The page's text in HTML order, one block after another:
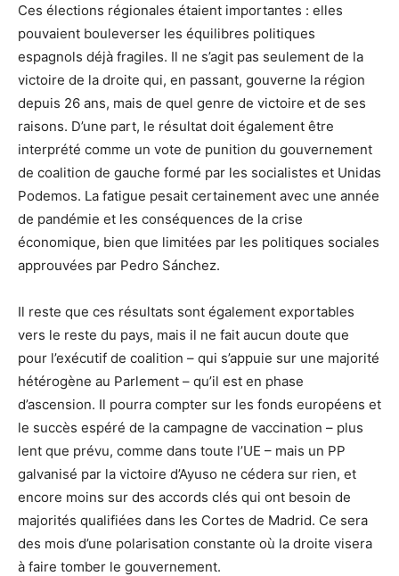
Ces élections régionales étaient importantes : elles
pouvaient bouleverser les équilibres politiques
espagnols déjà fragiles. Il ne s’agit pas seulement de la
victoire de la droite qui, en passant, gouverne la région
depuis 26 ans, mais de quel genre de victoire et de ses
raisons. D’une part, le résultat doit également être
interprété comme un vote de punition du gouvernement
de coalition de gauche formé par les socialistes et Unidas
Podemos. La fatigue pesait certainement avec une année
de pandémie et les conséquences de la crise
économique, bien que limitées par les politiques sociales
approuvées par Pedro Sánchez.
Il reste que ces résultats sont également exportables
vers le reste du pays, mais il ne fait aucun doute que
pour l’exécutif de coalition – qui s’appuie sur une majorité
hétérogène au Parlement – qu’il est en phase
d’ascension. Il pourra compter sur les fonds européens et
le succès espéré de la campagne de vaccination – plus
lent que prévu, comme dans toute l’UE – mais un PP
galvanisé par la victoire d’Ayuso ne cédera sur rien, et
encore moins sur des accords clés qui ont besoin de
majorités qualifiées dans les Cortes de Madrid. Ce sera
des mois d’une polarisation constante où la droite visera
à faire tomber le gouvernement.